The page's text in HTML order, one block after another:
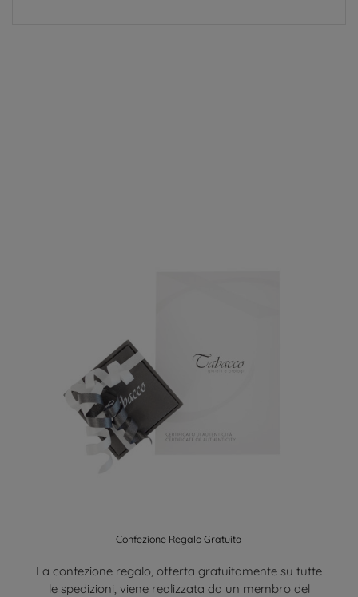
Confezione Regalo Gratuita
La confezione regalo, offerta gratuitamente su tutte
le spedizioni, viene realizzata da un membro del